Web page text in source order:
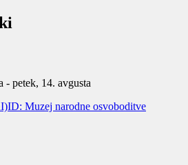
- petek, 14. avgusta
ID: Muzej narodne osvoboditve